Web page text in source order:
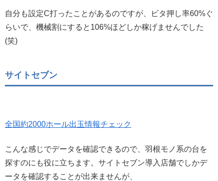
自分も設定C打ったことがあるのですが、ビタ押し率60%ぐ
らいで、機械割にすると106%ほどしか稼げませんでした
(笑)
サイトセブン
全国約2000ホール出玉情報チェック
こんな感じでデータを確認できるので、羽根モノ系の台を
探すのにも役に立ちます。サイトセブン導入店舗でしかデ
ータを確認することが出来ませんが、